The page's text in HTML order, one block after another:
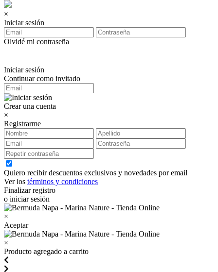
×
Iniciar sesión
Olvidé mi contraseña
Iniciar sesión
Continuar como invitado
Crear una cuenta
×
Registrarme
Quiero recibir descuentos exclusivos y novedades por email
Ver los términos y condiciones
Finalizar registro
o iniciar sesión
×
Aceptar
×
Producto agregado a carrito